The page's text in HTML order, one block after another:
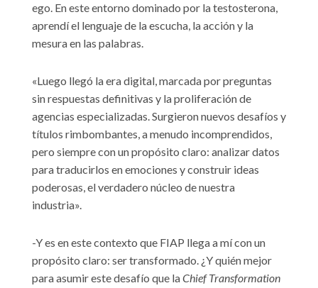
ego. En este entorno dominado por la testosterona,
aprendí el lenguaje de la escucha, la acción y la
mesura en las palabras.
«Luego llegó la era digital, marcada por preguntas
sin respuestas definitivas y la proliferación de
agencias especializadas. Surgieron nuevos desafíos y
títulos rimbombantes, a menudo incomprendidos,
pero siempre con un propósito claro: analizar datos
para traducirlos en emociones y construir ideas
poderosas, el verdadero núcleo de nuestra
industria».
-Y es en este contexto que FIAP llega a mí con un
propósito claro: ser transformado. ¿Y quién mejor
para asumir este desafío que laChief Transformation